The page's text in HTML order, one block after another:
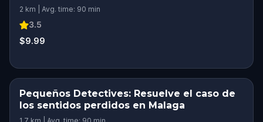
2 km | Avg. time: 90 min
3.5
$9.99
Pequeños Detectives: Resuelve el caso de
los sentidos perdidos en Malaga